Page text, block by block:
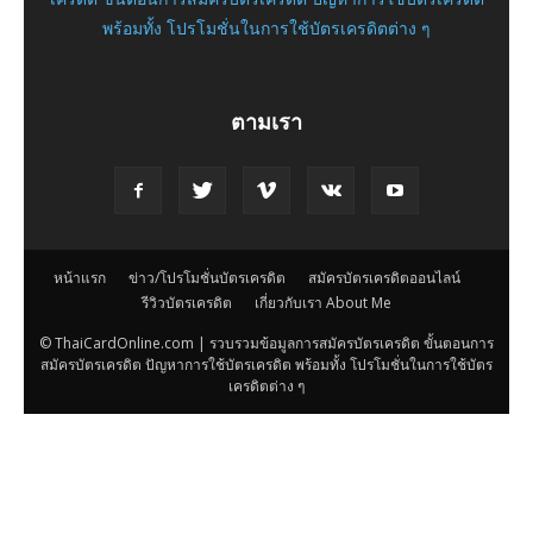
พร้อมทั้ง โปรโมชั่นในการใช้บัตรเครดิตต่าง ๆ
ตามเรา
หน้าแรก ข่าว/โปรโมชั่นบัตรเครดิต
สมัครบัตรเครดิตออนไลน์
รีวิวบัตรเครดิต
เกี่ยวกับเรา About Me
© ThaiCardOnline.com | รวบรวมข้อมูลการสมัครบัตรเครดิต ขั้นตอนการ
สมัครบัตรเครดิต ปัญหาการใช้บัตรเครดิต พร้อมทั้ง โปรโมชั่นในการใช้บัตร
เครดิตต่าง ๆ